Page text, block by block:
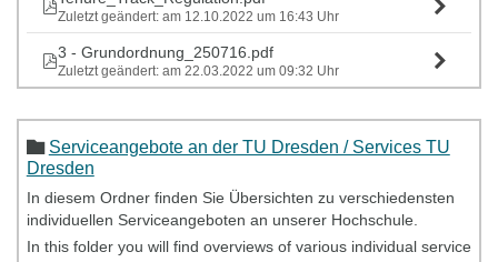
Zuletzt geändert: am 12.10.2022 um 16:43 Uhr
3 - Grundordnung_250716.pdf
Zuletzt geändert: am 22.03.2022 um 09:32 Uhr
Serviceangebote an der TU Dresden / Services TU
Dresden
In diesem Ordner finden Sie Übersichten zu verschiedensten
individuellen Serviceangeboten an unserer Hochschule.
In this folder you will find overviews of various individual service